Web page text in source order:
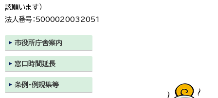
認願います）
法人番号：5000020032051
市役所庁舎案内
窓口時間延長
条例・例規集等